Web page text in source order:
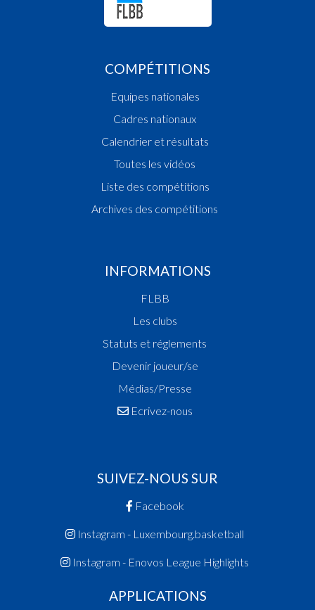
COMPÉTITIONS
Equipes nationales
Cadres nationaux
Calendrier et résultats
Toutes les vidéos
Liste des compétitions
Archives des compétitions
INFORMATIONS
FLBB
Les clubs
Statuts et réglements
Devenir joueur/se
Médias/Presse
Ecrivez-nous
SUIVEZ-NOUS SUR
Facebook
Instagram - Luxembourg.basketball
Instagram - Enovos League Highlights
APPLICATIONS